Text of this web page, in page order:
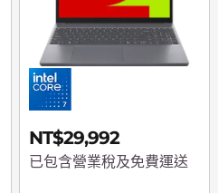
NT$29,992
已包含營業稅及免費運送